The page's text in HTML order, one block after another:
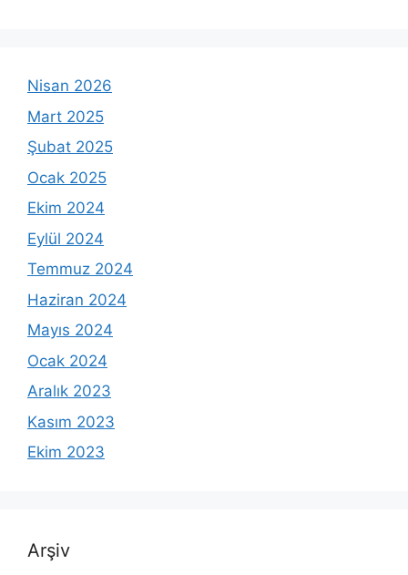
Nisan 2026
Mart 2025
Şubat 2025
Ocak 2025
Ekim 2024
Eylül 2024
Temmuz 2024
Haziran 2024
Mayıs 2024
Ocak 2024
Aralık 2023
Kasım 2023
Ekim 2023
Arşiv